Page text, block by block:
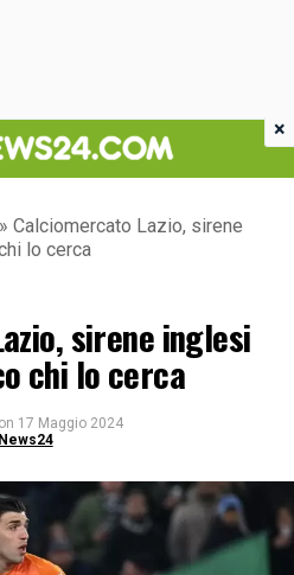
» Calciomercato Lazio, sirene
lo cerca
sirene inglesi
chi lo cerca
on 17 Maggio 2024
×